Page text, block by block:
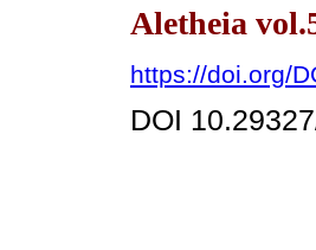
Aletheia
https://doi.org/
DOI